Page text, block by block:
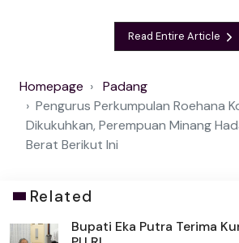
Read Entire Article
Homepage
Padang
Pengurus Perkumpulan Roehana
Dikukuhkan, Perempuan Minang
Berat Berikut Ini
Related
Bupati Eka Putra Terima